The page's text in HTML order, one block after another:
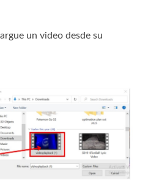
un video desde su